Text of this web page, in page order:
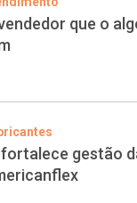
que o
gestão